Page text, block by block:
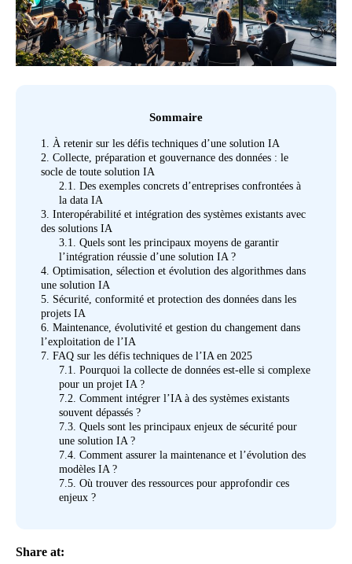
Sommaire
1. À retenir sur les défis techniques d’une solution IA
2. Collecte, préparation et gouvernance des données : le
socle de toute solution IA
2.1. Des exemples concrets d’entreprises confrontées à
la data IA
3. Interopérabilité et intégration des systèmes existants avec
des solutions IA
3.1. Quels sont les principaux moyens de garantir
l’intégration réussie d’une solution IA ?
4. Optimisation, sélection et évolution des algorithmes dans
une solution IA
5. Sécurité, conformité et protection des données dans les
projets IA
6. Maintenance, évolutivité et gestion du changement dans
l’exploitation de l’IA
7. FAQ sur les défis techniques de l’IA en 2025
7.1. Pourquoi la collecte de données est-elle si complexe
pour un projet IA ?
7.2. Comment intégrer l’IA à des systèmes existants
souvent dépassés ?
7.3. Quels sont les principaux enjeux de sécurité pour
une solution IA ?
7.4. Comment assurer la maintenance et l’évolution des
modèles IA ?
7.5. Où trouver des ressources pour approfondir ces
enjeux ?
Share at: